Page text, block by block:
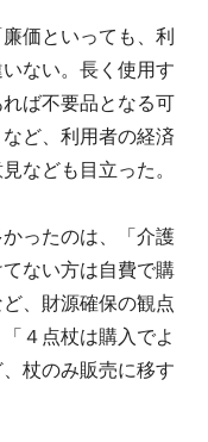
価といっても、利
ない。長く使用す
ば不要品となる可
ど、利用者の経済
なども目立った。
ったのは、「介護
ない方は自費で購
、財源確保の観点
４点杖は購入でよ
杖のみ販売に移す